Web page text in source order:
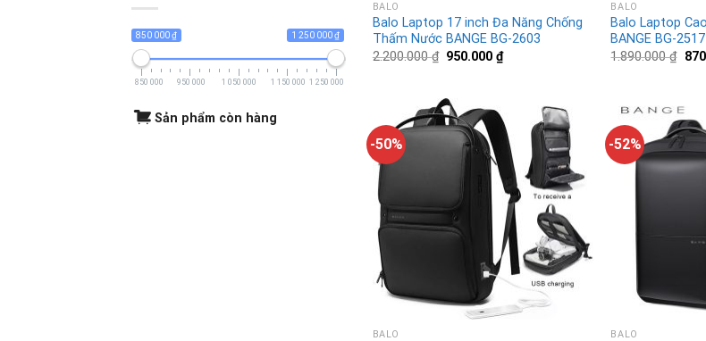
850 000 ₫ 1 250 000 ₫
850 000 950 000 1 050 000 1 150 000 1 250 000
Sản phẩm còn hàng
BALO
Balo Laptop 17 inch Đa Năng Chống
Thấm Nước BANGE BG-2603
2.200.000₫ 950.000₫
BALO
Balo Laptop
BANGE BG-2517
1.890.000₫
-50%
BALO
-52%
BALO